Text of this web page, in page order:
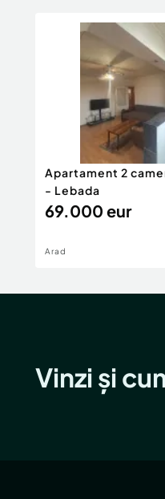
Apartament 2
- Lebada
69.000 eur
Arad
Vinzi și